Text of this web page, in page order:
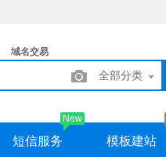
域名交易
全部分类
短信服务
New
模板建站